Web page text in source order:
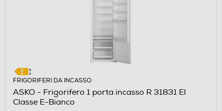
FRIGORIFERI DA INCASSO
ASKO - Frigorifero 1 porta incasso R 31831 EI
Classe E-Bianco